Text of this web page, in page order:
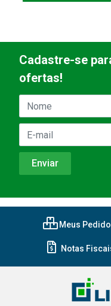
Cadastre-se
ofertas!
Meus
Notas